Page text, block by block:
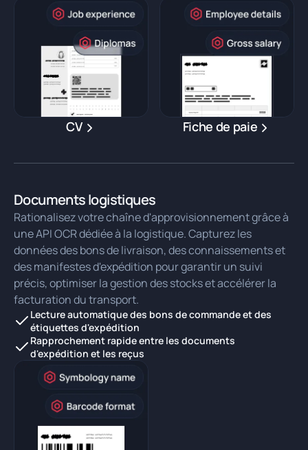
CV Fiche de paie
Documents logistiques
Rationalisez votre chaîne d'approvisionnement grâce à
une API OCR dédiée à la logistique. Capturez les
données des bons de livraison, des connaissements et
des manifestes d'expédition pour garantir un suivi
précis, optimiser la gestion des stocks et accélérer la
facturation du transport.
Lecture automatique des bons de commande et des
étiquettes d'expédition
Rapprochement rapide entre les documents
d'expédition et les reçus